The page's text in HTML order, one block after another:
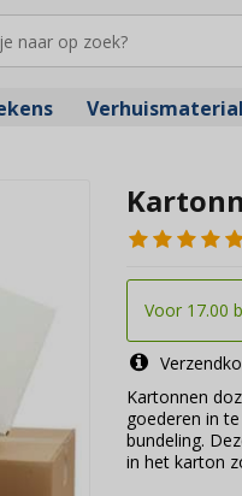
Voor 17.00
Kartonnen
goederen in
bundeling.
in het karton